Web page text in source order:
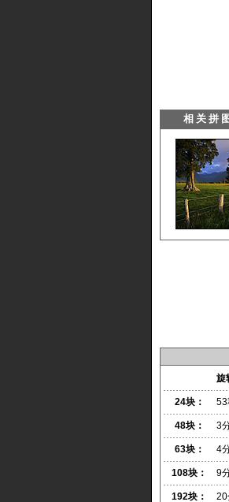
旋
24块： 53
48块： 3
63块： 4
108块： 9
192块： 20